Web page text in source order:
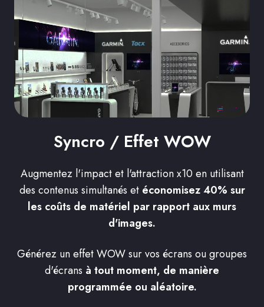
Syncro / Effet WOW
Augmentez l'impact et l'attraction x10 en utilisant
des contenus simultanés etéconomisez 40% sur
les coûts de matériel par rapport aux murs
d'images.
Générez un effet WOW sur vos écrans ou groupes
d'écrans à tout moment, de manière
programmée ou aléatoire.